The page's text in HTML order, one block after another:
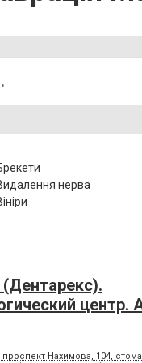
нерва
дефект зубів
захворювання
(Дентарекс).
центр.
Нахимова, 104,